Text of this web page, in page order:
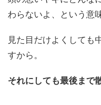
わらないよ、という意味
見た目だけよくしても
すから。
それにしても最後まで